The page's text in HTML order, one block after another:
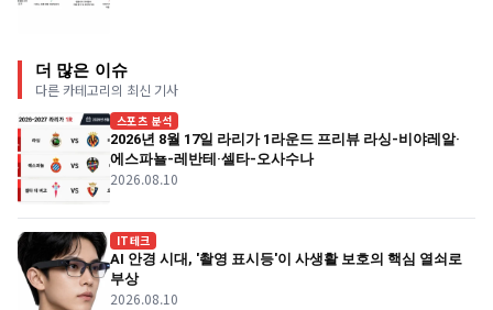
더 많은 이슈
다른 카테고리의 최신 기사
스포츠 분석
2026년 8월 17일 라리가 1라운드 프리뷰 라싱-비야레알·
에스파뇰-레반테·셀타-오사수나
2026.08.10
IT테크
AI 안경 시대, '촬영 표시등'이 사생활 보호의 핵심 열쇠로
부상
2026.08.10